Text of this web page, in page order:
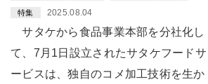
特集 2025.08.04
サタケから食品事業本部を分社化し
て、7月1日設立されたサタケフードサ
ービスは、独自のコメ加工技術を生か